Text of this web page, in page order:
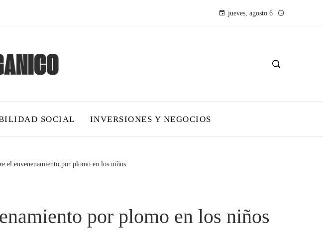
jueves, agosto 6
SOCIAL INVERSIONES Y NEGOCIOS
el envenenamiento por plomo en los niños
por plomo en los niños